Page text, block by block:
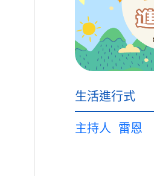
生活進行式
主持人 雷恩